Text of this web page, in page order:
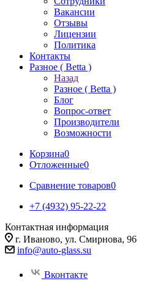
Вакансии
Отзывы
Лицензии
Политика
Контакты
Разное ( Betta )
Назад
Разное ( Betta )
Блог
Вопрос-ответ
Производители
Возможности
Корзина0
Отложенные0
Сравнение товаров0
+7 (4932) 95-22-22
Контактная информация
г. Иваново, ул. Смирнова, 96
info@auto-glass.su
Вконтакте